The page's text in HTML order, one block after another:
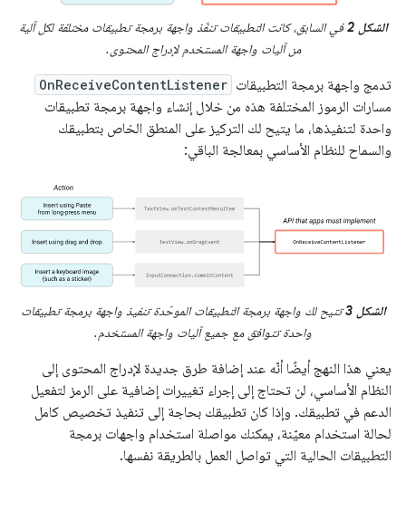
الشكل 2 في السابق، كانت التطبيقات تنفّذ واجهة برمجة تطبيقات مختلفة لكل آلية
من آليات واجهة المستخدم لإدراج المحتوى.
تدمج واجهة برمجة التطبيقات OnReceiveContentListener
مسارات الرموز المختلفة هذه من خلال إنشاء واجهة برمجة تطبيقات
واحدة لتنفيذها، ما يتيح لك التركيز على المنطق الخاص بتطبيقك
والسماح للنظام الأساسي بمعالجة الباقي:
الشكل 3 تتيح لك واجهة برمجة التطبيقات الموحّدة تنفيذ واجهة برمجة تطبيقات
واحدة تتوافق مع جميع آليات واجهة المستخدم.
يعني هذا النهج أيضًا أنّه عند إضافة طرق جديدة لإدراج المحتوى إلى
النظام الأساسي، لن تحتاج إلى إجراء تغييرات إضافية على الرمز لتفعيل
الدعم في تطبيقك. وإذا كان تطبيقك بحاجة إلى تنفيذ تخصيص كامل
لحالة استخدام معيّنة، يمكنك مواصلة استخدام واجهات برمجة
التطبيقات الحالية التي تواصل العمل بالطريقة نفسها.